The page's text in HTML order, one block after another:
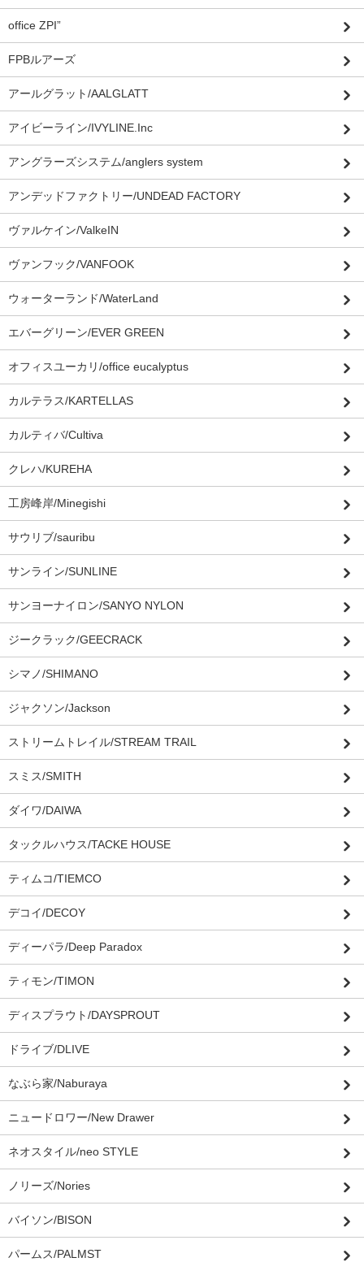
office ZPI”
FPBルアーズ
アールグラット/AALGLATT
アイビーライン/IVYLINE.Inc
アングラーズシステム/anglers system
アンデッドファクトリー/UNDEAD FACTORY
ヴァルケイン/ValkeIN
ヴァンフック/VANFOOK
ウォーターランド/WaterLand
エバーグリーン/EVER GREEN
オフィスユーカリ/office eucalyptus
カルテラス/KARTELLAS
カルティバ/Cultiva
クレハ/KUREHA
工房峰岸/Minegishi
サウリブ/sauribu
サンライン/SUNLINE
サンヨーナイロン/SANYO NYLON
ジークラック/GEECRACK
シマノ/SHIMANO
ジャクソン/Jackson
ストリームトレイル/STREAM TRAIL
スミス/SMITH
ダイワ/DAIWA
タックルハウス/TACKE HOUSE
ティムコ/TIEMCO
デコイ/DECOY
ディーパラ/Deep Paradox
ティモン/TIMON
ディスプラウト/DAYSPROUT
ドライブ/DLIVE
なぶら家/Naburaya
ニュードロワー/New Drawer
ネオスタイル/neo STYLE
ノリーズ/Nories
バイソン/BISON
パームス/PALMST